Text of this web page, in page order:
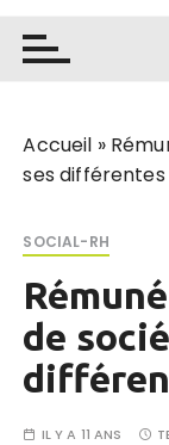
Accueil »
ses
SOCIAL-RH
de
IL Y A 11 ANS